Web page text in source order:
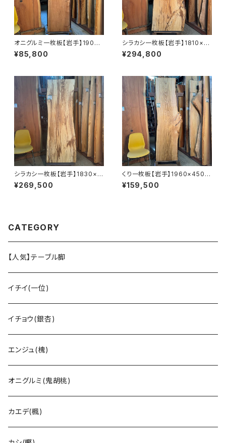
オニグルミ一枚板【岩手】1900×
400~500×45㎜【オイル塗装
仕上げ済み】
¥85,800
シラカシ一枚板【岩手】1810×6
00~730×38㎜【オイル塗装 仕
上げ済み】
¥294,800
シラカシ一枚板【岩手】1830×5
70~650×56㎜【オイル塗装 仕
上げ済み】
¥269,500
くり一枚板【岩手】1960×450~
580×52㎜【オイル塗装 仕上げ
済み】
¥159,500
CATEGORY
【人気】テーブル脚
イチイ(一位)
イチョウ(銀杏)
エンジュ(槐)
オニグルミ(鬼胡桃)
カエデ(楓)